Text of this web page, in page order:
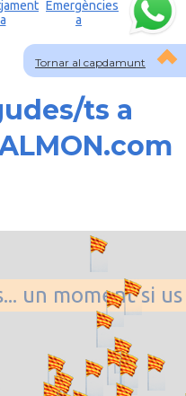
Tornar al capdamunt
a
Emergències
a
ts a
un moment si